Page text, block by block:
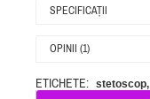
SPECIFICAŢII
OPINII (1)
ETICHETE: stetoscop,